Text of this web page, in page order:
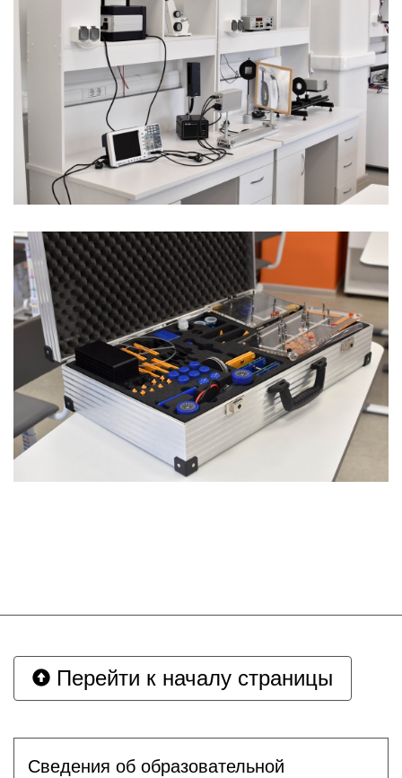
Перейти к началу страницы
Сведения об образовательной